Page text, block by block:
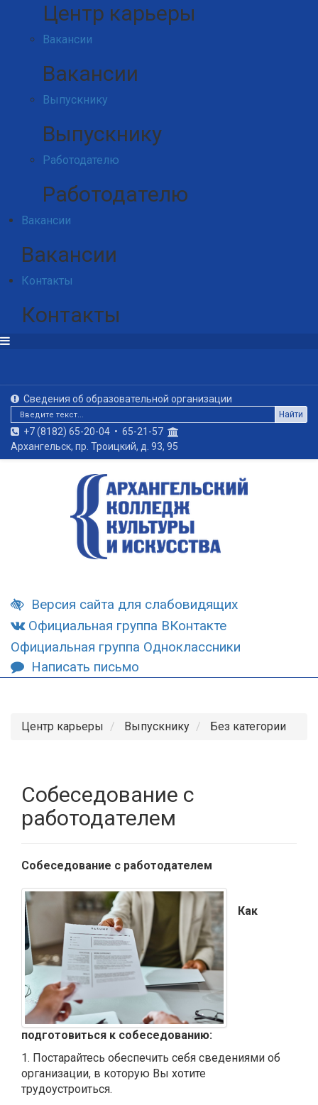
Центр карьеры
Вакансии
Вакансии
Выпускнику
Выпускнику
Работодателю
Работодателю
Вакансии
Вакансии
Контакты
Контакты
Сведения об образовательной организации
Найти
+7 (8182) 65-20-04 • 65-21-57
Архангельск, пр. Троицкий, д. 93, 95
Версия сайта для слабовидящих
Официальная группа ВКонтакте
Официальная группа Одноклассники
Написать письмо
Центр карьеры Выпускнику Без категории
Собеседование с
работодателем
Собеседование с работодателем
Как
подготовиться к собеседованию:
1. Постарайтесь обеспечить себя сведениями об
организации, в которую Вы хотите
трудоустроиться.